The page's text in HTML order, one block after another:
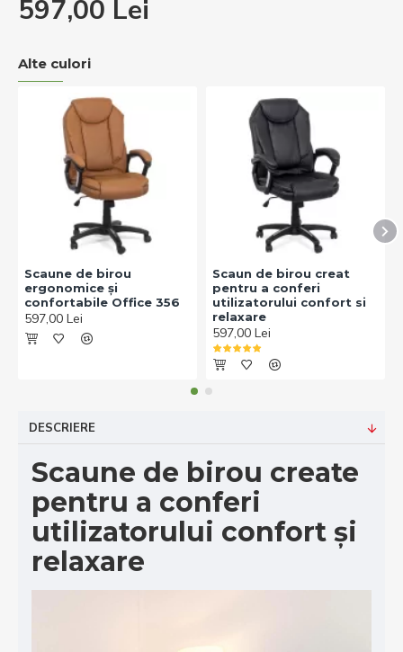
597,00 Lei
Alte culori
Scaune de birou
ergonomice și
confortabile Office 356
597,00 Lei
Scaun de birou creat
pentru a conferi
utilizatorului confort si
relaxare
597,00 Lei
DESCRIERE
Scaune de birou create
pentru a conferi
utilizatorului confort și
relaxare